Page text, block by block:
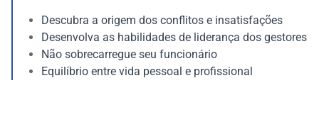
Descubra a origem dos conflitos e insatisfações
Desenvolva as habilidades de liderança dos gestores
Não sobrecarregue seu funcionário
Equilíbrio entre vida pessoal e profissional